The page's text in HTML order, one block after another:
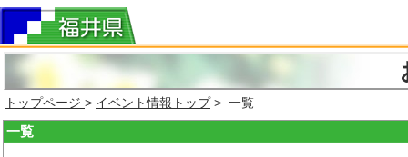
トップページ > イベント情報トップ> 一覧
一覧